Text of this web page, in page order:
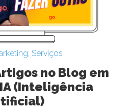
, Serviços
no Blog em
(Inteligência